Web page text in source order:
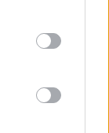
και
βίντεο